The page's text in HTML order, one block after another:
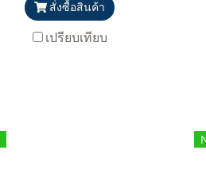
สั่งซื้อสินค้า
เปรียบเทียบ